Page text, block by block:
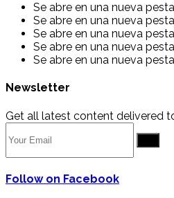
Se abre en una nueva
Se abre en una nueva
Se abre en una nueva
Se abre en una nueva
Se abre en una nueva
Newsletter
Get all latest content delivered
Follow on Facebook